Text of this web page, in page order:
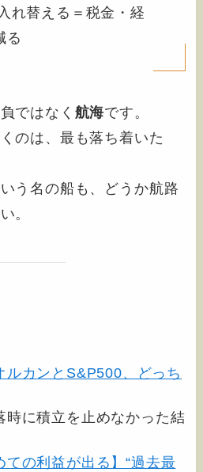
れ替える＝税金・経
る
ではなく 航海です。
のは、最も落ち着いた
う名の船も、どうか航路
。
ルカンとS&P500、どっち
時に積立を止めなかった結
ての利益が出る】“過去最